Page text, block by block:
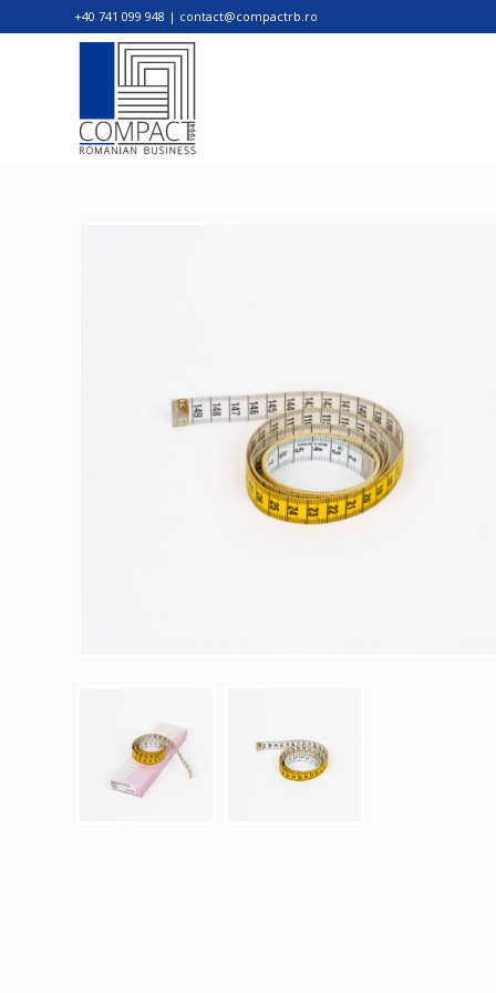
+40 741 099 948 | contact@compactrb.ro